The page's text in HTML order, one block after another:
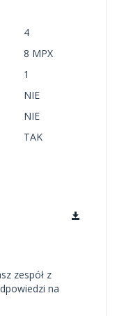
4
8 MPX
1
NIE
NIE
TAK
zespół z
na